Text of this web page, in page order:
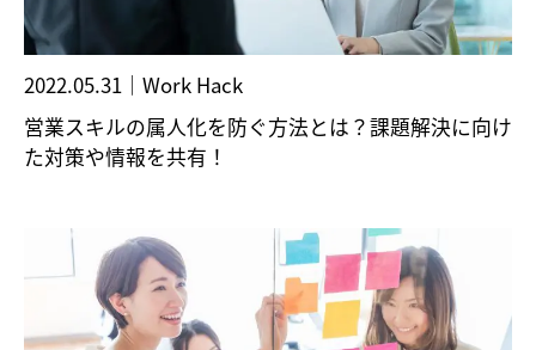
2022.05.31｜ Work Hack
営業スキルの属人化を防ぐ方法とは？課題解決に向け
た対策や情報を共有！